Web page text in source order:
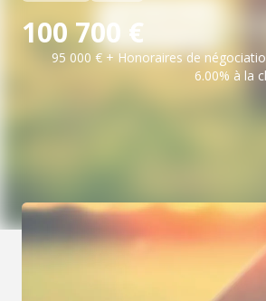
100 700 €
95 000 € + Honoraires de
6.00% à la